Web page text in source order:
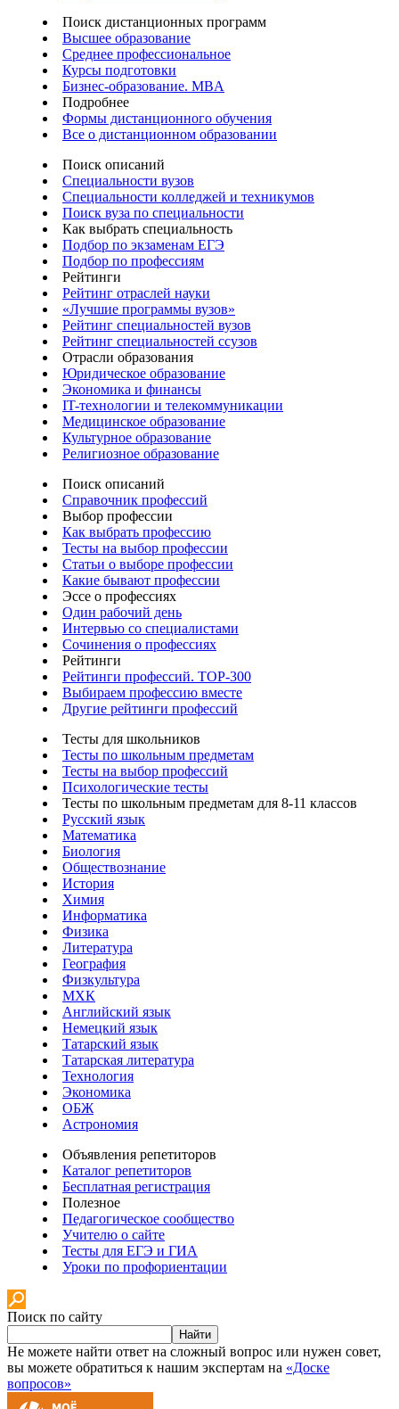
Поиск дистанционных программ
Высшее образование
Среднее профессиональное
Курсы подготовки
Бизнес-образование. MBA
Подробнее
Формы дистанционного обучения
Все о дистанционном образовании
Поиск описаний
Специальности вузов
Специальности колледжей и техникумов
Поиск вуза по специальности
Как выбрать специальность
Подбор по экзаменам ЕГЭ
Подбор по профессиям
Рейтинги
Рейтинг отраслей науки
«Лучшие программы вузов»
Рейтинг специальностей вузов
Рейтинг специальностей ссузов
Отрасли образования
Юридическое образование
Экономика и финансы
IT-технологии и телекоммуникации
Медицинское образование
Культурное образование
Религиозное образование
Поиск описаний
Справочник профессий
Выбор профессии
Как выбрать профессию
Тесты на выбор профессии
Статьи о выборе профессии
Какие бывают профессии
Эссе о профессиях
Один рабочий день
Интервью со специалистами
Сочинения о профессиях
Рейтинги
Рейтинги профессий. TOP-300
Выбираем профессию вместе
Другие рейтинги профессий
Тесты для школьников
Тесты по школьным предметам
Тесты на выбор профессий
Психологические тесты
Тесты по школьным предметам для 8-11 классов
Русский язык
Математика
Биология
Обществознание
История
Химия
Информатика
Физика
Литература
География
Физкультура
МХК
Английский язык
Немецкий язык
Татарский язык
Татарская литература
Технология
Экономика
ОБЖ
Астрономия
Объявления репетиторов
Каталог репетиторов
Бесплатная регистрация
Полезное
Педагогическое сообщество
Учителю о сайте
Тесты для ЕГЭ и ГИА
Уроки по профориентации
Поиск по сайту
Найти
Не можете найти ответ на сложный вопрос или нужен совет,
вы можете обратиться к нашим экспертам на «Доске
вопросов»